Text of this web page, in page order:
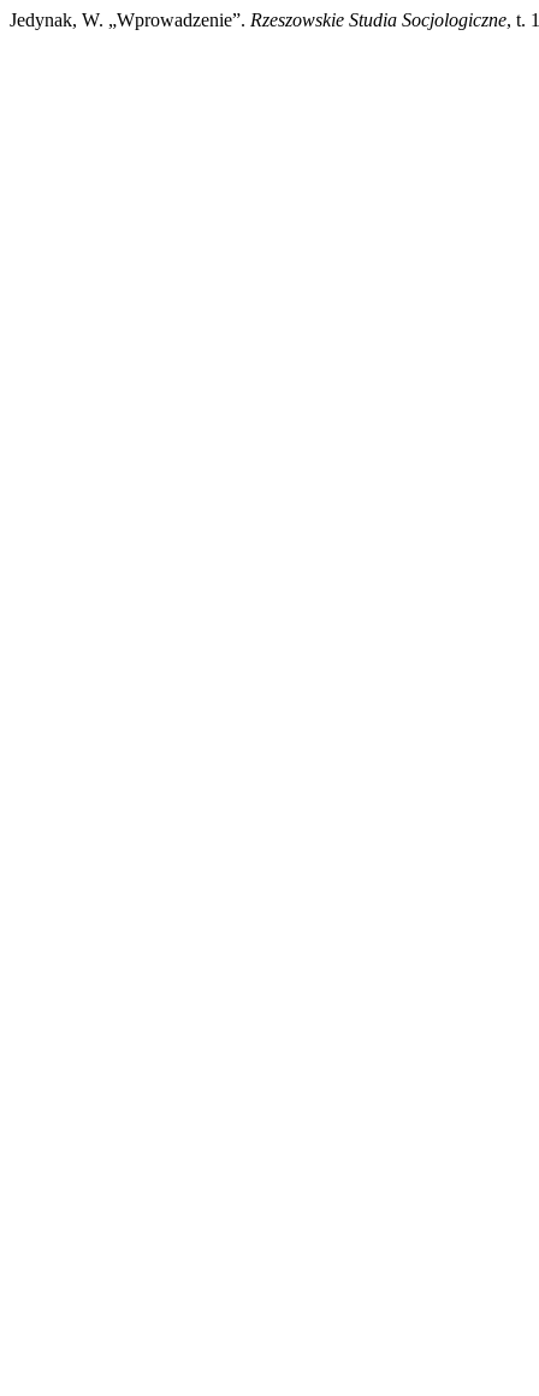
Jedynak, W. „Wprowadzenie”. Rzeszowskie Studia Socjologiczne, t.